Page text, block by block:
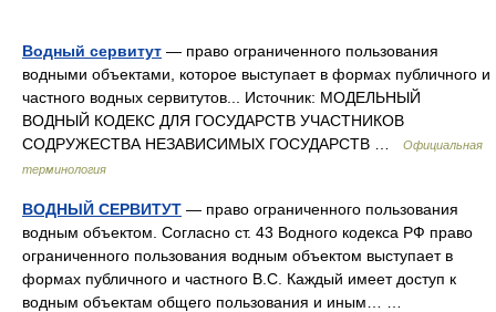
Водный сервитут — право ограниченного пользования
водными объектами, которое выступает в формах публичного и
частного водных сервитутов... Источник: МОДЕЛЬНЫЙ
ВОДНЫЙ КОДЕКС ДЛЯ ГОСУДАРСТВ УЧАСТНИКОВ
СОДРУЖЕСТВА НЕЗАВИСИМЫХ ГОСУДАРСТВ …
Официальная
терминология
ВОДНЫЙ СЕРВИТУТ — право ограниченного пользования
водным объектом. Согласно ст. 43 Водного кодекса РФ право
ограниченного пользования водным объектом выступает в
формах публичного и частного B.C. Каждый имеет доступ к
водным объектам общего пользования и иным… …